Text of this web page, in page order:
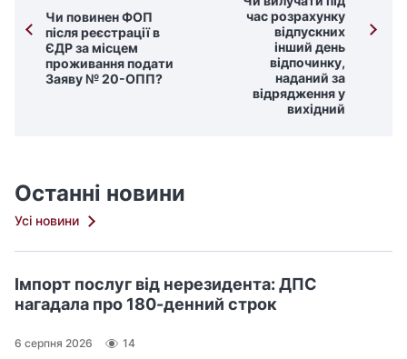
Чи повинен ФОП
після реєстрації в
ЄДР за місцем
проживання подати
Заяву № 20-ОПП?
час розрахунку
відпускних
інший день
відпочинку,
наданий за
відрядження у
вихідний
Останні новини
Усі новини
Імпорт послуг від нерезидента: ДПС
нагадала про 180-денний строк
6 серпня 2026 14